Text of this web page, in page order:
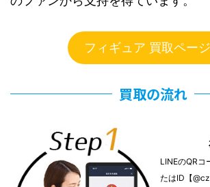
フィギュア 買取ペー
買取の流れ
LINEのQRコ
たはID【